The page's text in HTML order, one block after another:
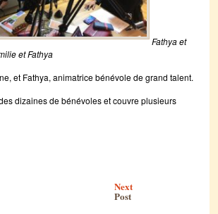
Fathya et
et Fathya
et Fathya, animatrice bénévole de grand talent.
dizaines de bénévoles et couvre plusieurs
Next
Post